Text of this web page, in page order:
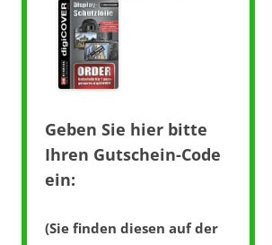
Geben Sie hier bitte
Ihren Gutschein-Code
ein:
(Sie finden diesen auf der